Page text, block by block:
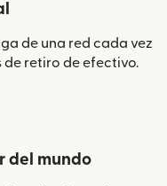
de una red cada vez
de retiro de efectivo.
del mundo